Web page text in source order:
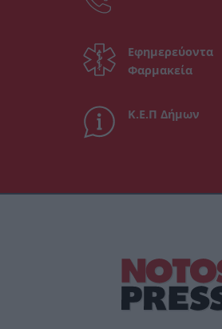
Εφημερεύοντα
Φαρμακεία
Κ.Ε.Π Δήμων